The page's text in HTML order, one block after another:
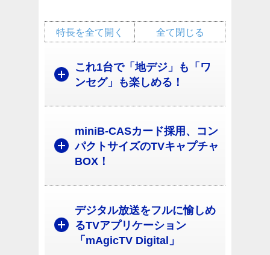
全て閉じる
特長を全て開く
これ1台で「地デジ」も「ワ
ンセグ」も楽しめる！
miniB-CASカード採用、コン
パクトサイズのTVキャプチャ
BOX！
デジタル放送をフルに愉しめ
るTVアプリケーション
「mAgicTV Digital」